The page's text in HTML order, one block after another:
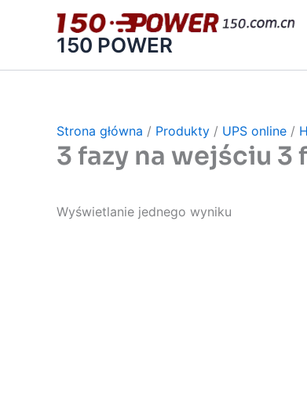
容
150 POWER
Strona główna / Produkty / UPS online /
3 fazy na wejściu 3
Wyświetlanie jednego wyniku